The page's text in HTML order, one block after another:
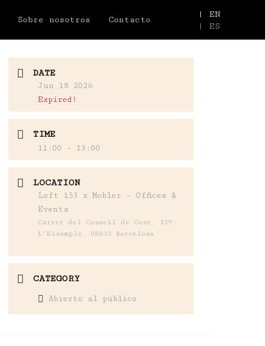
Sobre nosotros Contacto
| EN
| ES
DATE
Jun 18 2026
Expired!
TIME
11:00 - 13:00
LOCATION
Loft 153 x Mobler - Offices &
Events
Carrer del Consell de Cent, 159,
L'Eixample, 08015 Barcelona
CATEGORY
Abierto al público